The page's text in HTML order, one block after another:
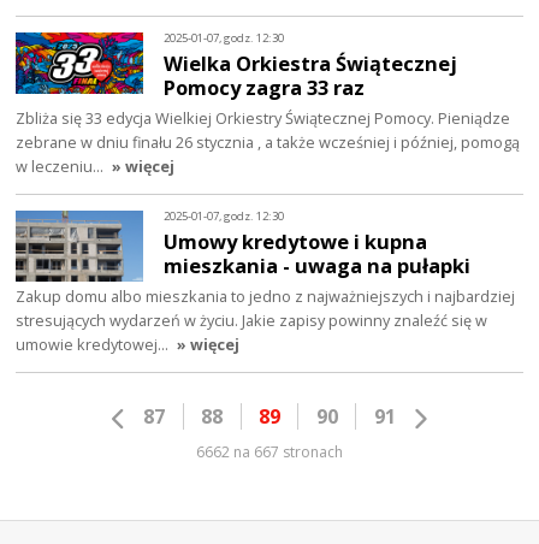
2025-01-07, godz. 12:30
Wielka Orkiestra Świątecznej
Pomocy zagra 33 raz
Zbliża się 33 edycja Wielkiej Orkiestry Świątecznej Pomocy. Pieniądze
zebrane w dniu finału 26 stycznia , a także wcześniej i później, pomogą
w leczeniu… » więcej
2025-01-07, godz. 12:30
Umowy kredytowe i kupna
mieszkania - uwaga na pułapki
Zakup domu albo mieszkania to jedno z najważniejszych i najbardziej
stresujących wydarzeń w życiu. Jakie zapisy powinny znaleźć się w
umowie kredytowej… » więcej
87 88 89 90 91
6662 na 667 stronach